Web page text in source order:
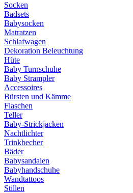
Socken
Badsets
Babysocken
Matratzen
Schlafwagen
Dekoration Beleuchtung
Hüte
Baby Turnschuhe
Baby Strampler
Accessoires
Bürsten und Kämme
Flaschen
Teller
Baby-Strickjacken
Nachtlichter
Trinkbecher
Bäder
Babysandalen
Babyhandschuhe
Wandtattoos
Stillen